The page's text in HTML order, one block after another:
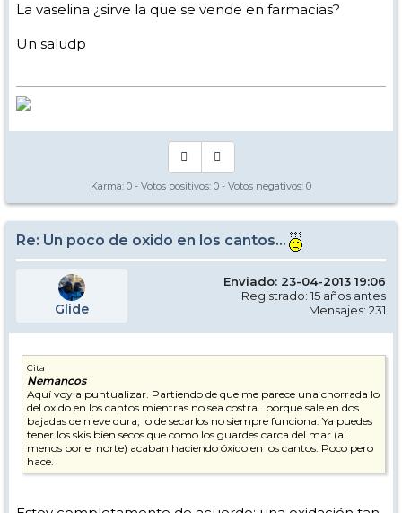
La vaselina ¿sirve la que se vende en farmacias?
Un saludp
Karma: 0 - Votos positivos: 0 - Votos negativos: 0
Re: Un poco de oxido en los cantos...
Glide
Enviado: 23-04-2013 19:06
Registrado: 15 años antes
Mensajes: 231
Cita
Nemancos
Aquí voy a puntualizar. Partiendo de que me parece una chorrada lo
del oxido en los cantos mientras no sea costra...porque sale en dos
bajadas de nieve dura, lo de secarlos no siempre funciona. Ya puedes
tener los skis bien secos que como los guardes carca del mar (al
menos por el norte) acaban haciendo óxido en los cantos. Poco pero
hace.